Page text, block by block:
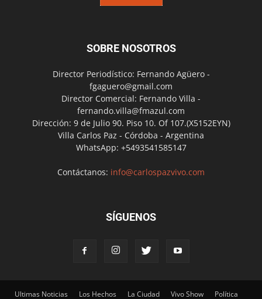
SOBRE NOSOTROS
Director Periodístico: Fernando Agüero -
fgaguero@gmail.com
Director Comercial: Fernando Villa -
fernando.villa@fmazul.com
Dirección: 9 de Julio 90. Piso 10. Of 107.(X5152EYN)
Villa Carlos Paz - Córdoba - Argentina
WhatsApp: +5493541585147
Contáctanos: info@carlospazvivo.com
SÍGUENOS
Ultimas Noticias Los Hechos La Ciudad Vivo Show Política